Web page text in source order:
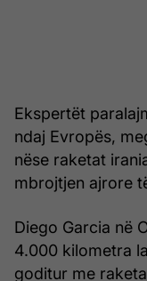
Ekspertët
ndaj Evropës,
nëse raketat
mbrojtjen ajrore
Diego Garcia në
4.000 kilometra
goditur me